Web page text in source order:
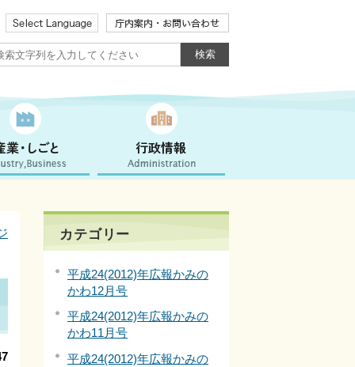
カテゴリー
平成24(2012)年広報かみの
かわ12月号
平成24(2012)年広報かみの
かわ11月号
平成24(2012)年広報かみの